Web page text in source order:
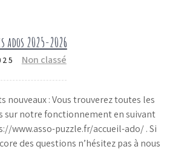
ados 2025-2026
Non classé
nouveaux : Vous trouverez toutes les
sur notre fonctionnement en suivant
www.asso-puzzle.fr/accueil-ado/ . Si
des questions n’hésitez pas à nous